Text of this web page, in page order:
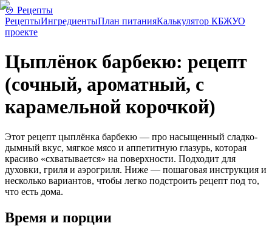
🍲 Рецепты
РецептыИнгредиентыПлан питанияКалькулятор КБЖУО
проекте
Цыплёнок барбекю: рецепт
(сочный, ароматный, с
карамельной корочкой)
Этот рецепт цыплёнка барбекю — про насыщенный сладко-
дымный вкус, мягкое мясо и аппетитную глазурь, которая
красиво «схватывается» на поверхности. Подходит для
духовки, гриля и аэрогриля. Ниже — пошаговая инструкция и
несколько вариантов, чтобы легко подстроить рецепт под то,
что есть дома.
Время и порции